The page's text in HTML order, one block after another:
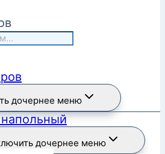
дочернее меню
дочернее меню